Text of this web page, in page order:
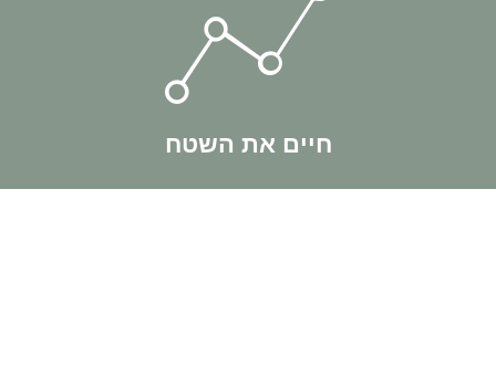
חיים את השטח
חי את השטח באופן קבוע. אנחנו מבצעים עסקאות
ותמיד שומרים על דינאמיות ומתעדכנים בשינויים תוך